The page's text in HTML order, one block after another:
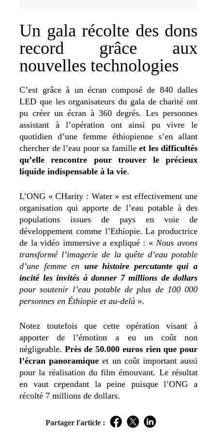
Un gala récolte des dons
record grâce aux
nouvelles technologies
C’est grâce à un écran composé de 840 dalles
LED que les organisateurs du gala de charité ont
pu créer un écran à 360 degrés. Les personnes
assistant à l’opération ont ainsi pu vivre le
quotidien d’une femme éthiopienne s’en allant
chercher de l’eau pour sa famille et les difficultés
qu’elle rencontre pour trouver le précieux
liquide indispensable à la vie.
L’ONG « CHarity : Water » est effectivement une
organisation qui apporte de l’eau potable à des
populations issues de pays en voie de
développement comme l’Ethiopie. La productrice
de la vidéo immersive a expliqué : « Nous avons
transformé l’imagerie de la quête d’eau potable
d’une femme en une histoire percutante qui a
incité les invités à donner 7 millions de dollars
pour soutenir l’eau potable de plus de 100 000
personnes en Éthiopie et au-delà ».
Notez toutefois que cette opération visant à
apporter de l’émotion a eu un coût non
négligeable. Près de 50.000 euros rien que pour
l’écran panoramique et un coût important aussi
pour la réalisation du film émouvant. Le résultat
en vaut cependant la peine puisque l’ONG a
récolté 7 millions de dollars.
Partager l'article : Facebook
TwitterLinkedIn